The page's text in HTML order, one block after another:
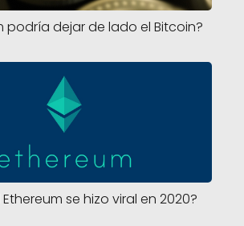
podría dejar de lado el Bitcoin?
se hizo viral en 2020?